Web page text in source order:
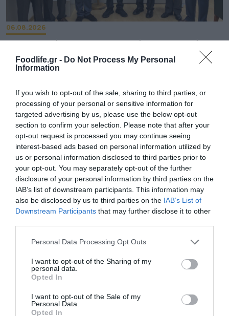
Foodlife.gr - Do Not Process My Personal
Information
If you wish to opt-out of the sale, sharing to third parties, or
processing of your personal or sensitive information for
targeted advertising by us, please use the below opt-out
section to confirm your selection. Please note that after your
opt-out request is processed you may continue seeing
interest-based ads based on personal information utilized by
us or personal information disclosed to third parties prior to
your opt-out. You may separately opt-out of the further
disclosure of your personal information by third parties on the
IAB’s list of downstream participants. This information may
also be disclosed by us to third parties on the IAB’s List of
Downstream Participants that may further disclose it to other
Please note that this website/app uses one or more Google
not limited to your visit or usage behaviour. You may click to
grant or deny consent to Google and its third-party tags to
use your data for below specified purposes in below Google
consent section.
Personal Data Processing Opt Outs
I want to opt-out of the Sharing of my
personal data.
Opted In
I want to opt-out of the Sale of my
Personal Data.
Opted In
06.08.2026
ΕΒΕΠ: Συνάντηση συνεργασίας με τον Τάκη
Θεοδωρικάκο ενόψει ΔΕΘ
06.08.2026